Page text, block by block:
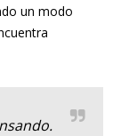
un modo